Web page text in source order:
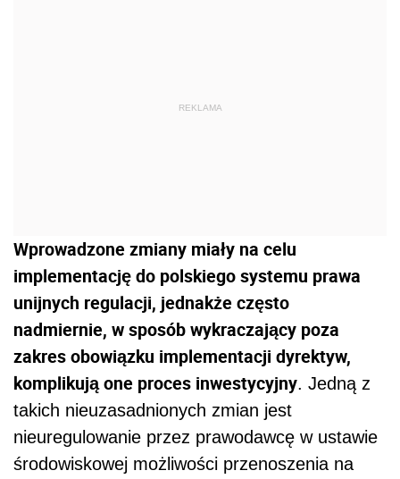
REKLAMA
Wprowadzone zmiany miały na celu
implementację do polskiego systemu prawa
unijnych regulacji, jednakże często
nadmiernie, w sposób wykraczający poza
zakres obowiązku implementacji dyrektyw,
komplikują one proces inwestycyjny. Jedną z
takich nieuzasadnionych zmian jest
nieuregulowanie przez prawodawcę w ustawie
środowiskowej możliwości przenoszenia na